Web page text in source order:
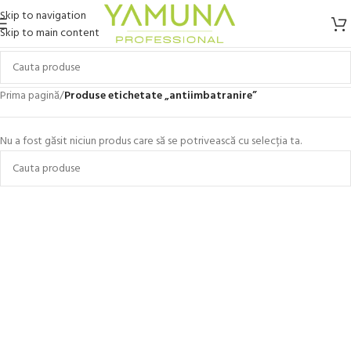
Skip to navigation
Skip to main content
Prima pagină/Produse etichetate „antiimbatranire”
Nu a fost găsit niciun produs care să se potrivească cu selecția ta.